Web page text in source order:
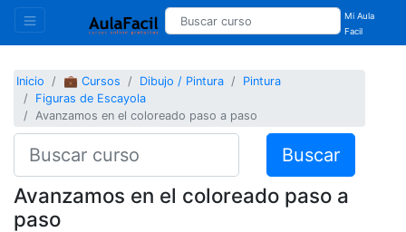
Mi Aula
Facil
Inicio 💼 Cursos Dibujo / Pintura
Pintura
Figuras de Escayola
Avanzamos en el coloreado paso a paso
Buscar
Avanzamos en el coloreado paso a
paso